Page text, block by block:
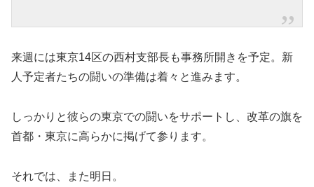
来週には東京14区の西村支部長も事務所開きを予定。新
人予定者たちの闘いの準備は着々と進みます。
しっかりと彼らの東京での闘いをサポートし、改革の旗を
首都・東京に高らかに掲げて参ります。
それでは、また明日。